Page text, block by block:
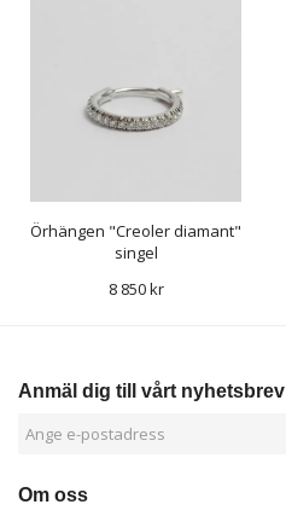
Örhängen "Creoler diamant"
singel
8 850 kr
Anmäl dig till vårt nyhetsbrev
Om oss